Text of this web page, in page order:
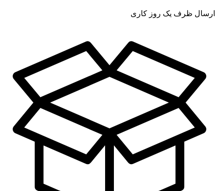
ارسال ظرف یک روز کاری